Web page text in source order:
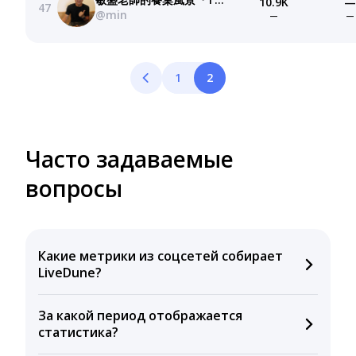
47
@min
— —
1 2
Часто задаваемые
вопросы
Какие метрики из соцсетей собирает
LiveDune?
комментариев, кликов, репостов, охватов и
динамике числа подписчиков. Рекомендуем время
За какой период отображается
статистика?